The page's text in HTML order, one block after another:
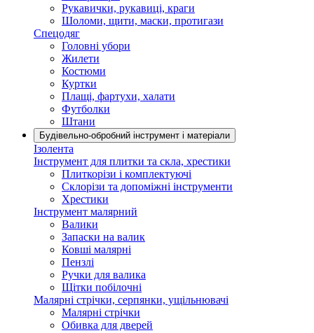
Рукавички, рукавиці, краги
Шоломи, щити, маски, протигази
Спецодяг
Головні убори
Жилети
Костюми
Куртки
Плащі, фартухи, халати
Футболки
Штани
Будівельно-обробний інструмент і матеріали
Ізолента
Інструмент для плитки та скла, хрестики
Плиткорізи і комплектуючі
Склорізи та допоміжні інструменти
Хрестики
Інструмент малярний
Валики
Запаски на валик
Ковші малярні
Пензлі
Ручки для валика
Щітки побілочні
Малярні стрічки, серпянки, ущільнювачі
Малярні стрічки
Обивка для дверей